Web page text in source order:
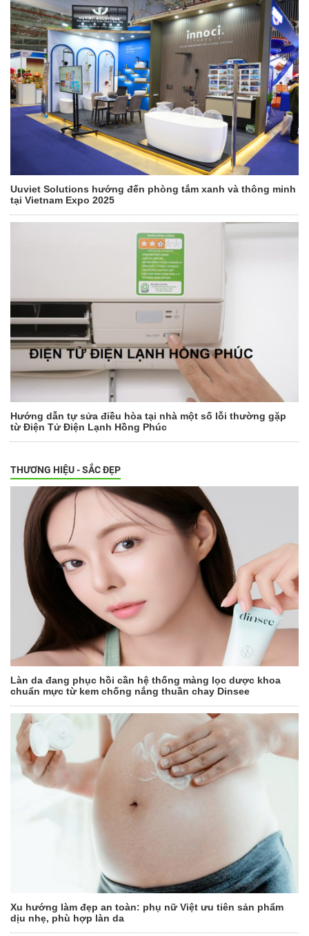
Uuviet Solutions hướng đến phòng tắm xanh và thông minh
tại Vietnam Expo 2025
Hướng dẫn tự sửa điều hòa tại nhà một số lỗi thường gặp
từ Điện Tử Điện Lạnh Hồng Phúc
THƯƠNG HIỆU - SẮC ĐẸP
Làn da đang phục hồi cần hệ thống màng lọc dược khoa
chuẩn mực từ kem chống nắng thuần chay Dinsee
Xu hướng làm đẹp an toàn: phụ nữ Việt ưu tiên sản phẩm
dịu nhẹ, phù hợp làn da